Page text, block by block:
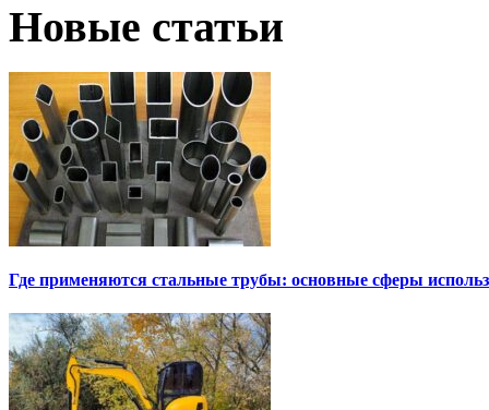
Новые статьи
Где применяются стальные трубы: основные сферы